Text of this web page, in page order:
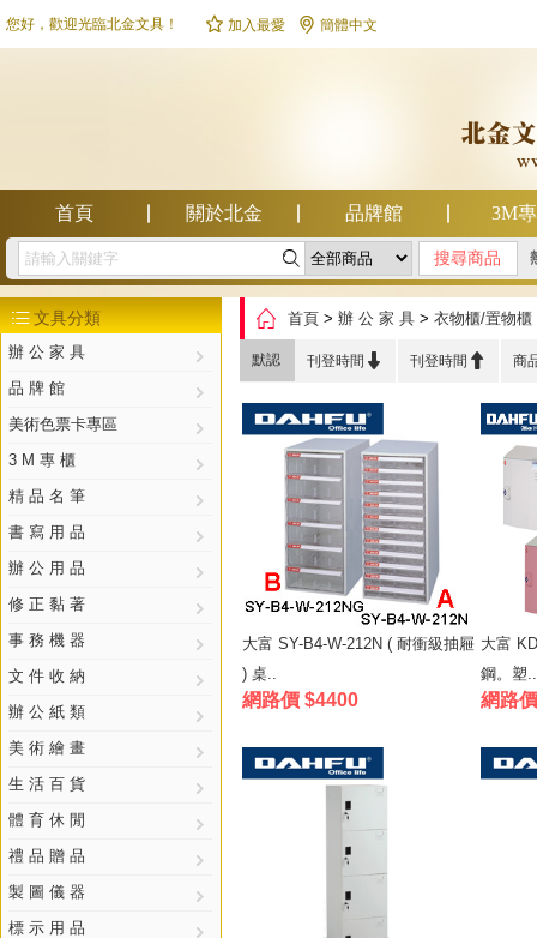
您好，歡迎光臨北金文具！  加入最愛  簡體中文
首頁 關於北金 品牌館 3M
幫助中心 
文具分類
辦 公 家 具
品 牌 館
美術色票卡專區
3 M 專 櫃
精 品 名 筆
書 寫 用 品
辦 公 用 品
修 正 黏 著
事 務 機 器
文 件 收 納
辦 公 紙 類
美 術 繪 畫
生 活 百 貨
體 育 休 閒
禮 品 贈 品
製 圖 儀 器
標 示 用 品
 首頁 > 辦 公 家 具 > 衣物櫃/置物櫃
默認 刊登時間  刊登時間  商
大富 SY-B4-W-212N ( 耐衝級抽屜
) 桌..
網路價 $4400
大富
鋼。塑..
網路